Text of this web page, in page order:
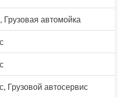
Грузовая автомойка
Грузовой автосервис